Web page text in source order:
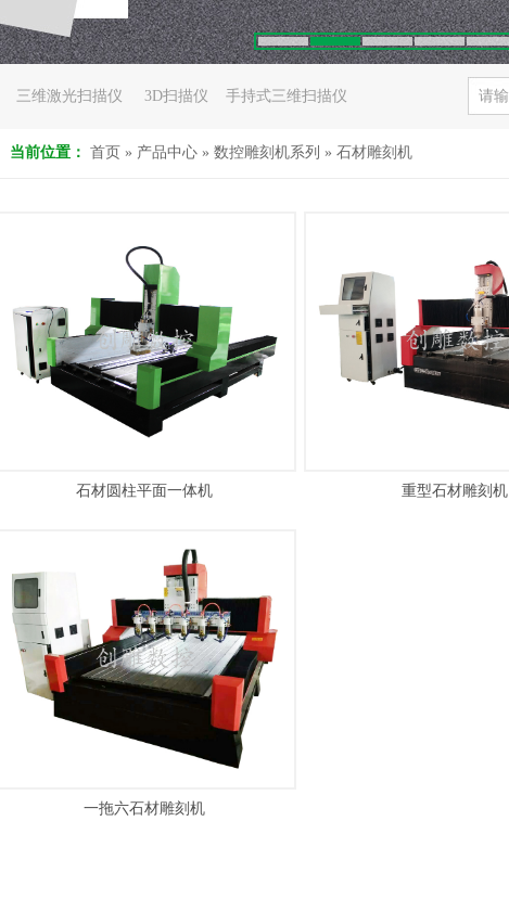
三维激光扫描仪 3D扫描仪 手持式三维扫描仪
当前位置： 首页 » 产品中心 » 数控雕刻机系列 » 石材雕刻机
石材圆柱平面一体机 重型石材雕刻机
一拖六石材雕刻机